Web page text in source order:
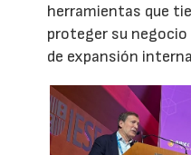
herramientas que
proteger su
de expansión